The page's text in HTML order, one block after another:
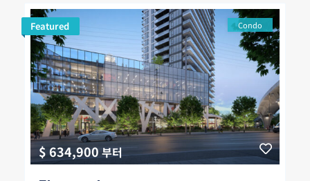
$ 634,900부터
Condo
Featured